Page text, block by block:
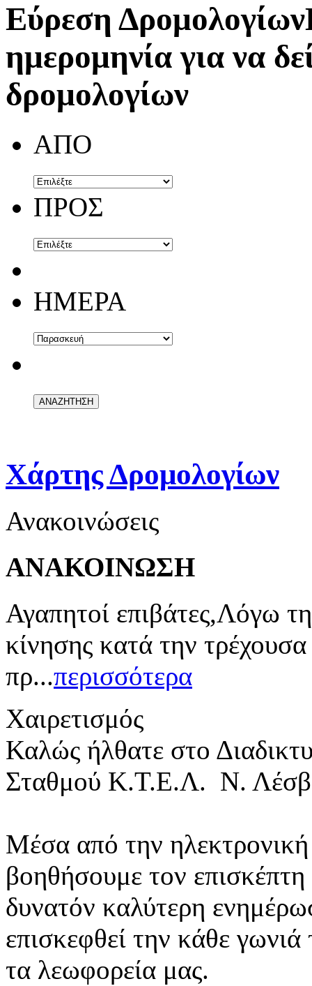
Εύρεση Δρομολογίων
ημερομηνία για να
δρομολογίων
ΑΠΟ
ΠΡΟΣ
ΗΜΕΡΑ
Χάρτης Δρομολογίων
Ανακοινώσεις
ΑΝΑΚΟΙΝΩΣΗ
Αγαπητοί επιβάτες,Λόγω
κίνησης κατά την
πρ...περισσότερα
Χαιρετισμός
Καλώς ήλθατε στο
Σταθμού Κ.Τ.Ε.Λ. Ν.
Μέσα από την ηλεκτρονική
βοηθήσουμε τον
δυνατόν καλύτερη
επισκεφθεί την κάθε
τα λεωφορεία μας.